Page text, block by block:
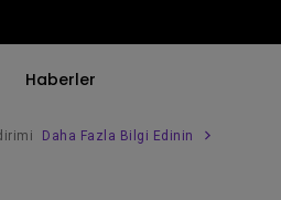
Haberler
Daha Fazla Bilgi Edinin